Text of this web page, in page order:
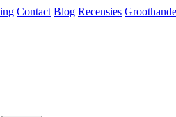
Contact Blog Recensies